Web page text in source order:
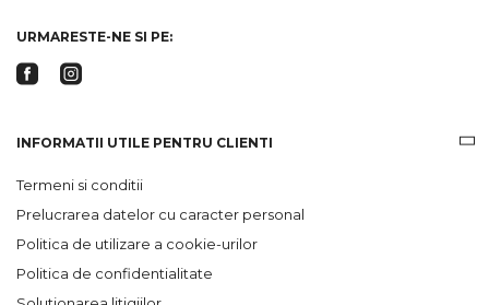
URMARESTE-NE SI PE:
INFORMATII UTILE PENTRU CLIENTI
Termeni si conditii
Prelucrarea datelor cu caracter personal
Politica de utilizare a cookie-urilor
Politica de confidentialitate